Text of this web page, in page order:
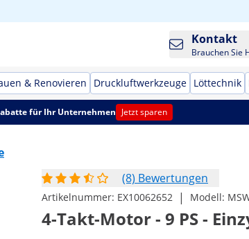
Kontakt
Brauchen Sie
& Renovieren Druckluftwerkzeuge Löttechnik
für Ihr Unternehmen Jetzt sparen
(8) Bewertungen
Artikelnummer: EX10062652 | Modell:
4-Takt-Motor - 9 PS -